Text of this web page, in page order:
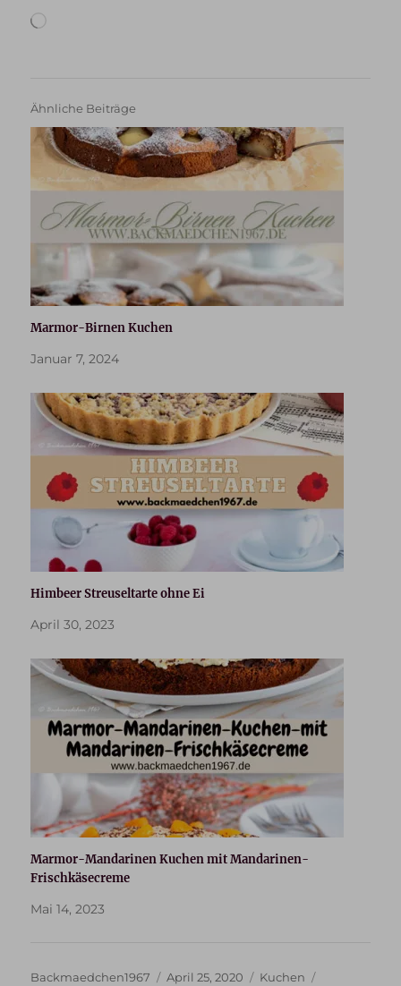
Ähnliche Beiträge
Marmor-Birnen Kuchen
Januar 7, 2024
Himbeer Streuseltarte ohne Ei
April 30, 2023
Marmor-Mandarinen Kuchen mit Mandarinen-
Frischkäsecreme
Mai 14, 2023
Autor
Backmaedchen1967
Veröffentlicht
April 25, 2020 Kategorien
Kuchen